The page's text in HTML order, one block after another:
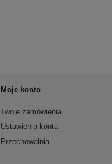
Moje konto
Twoje zamówienia
Ustawienia konta
Przechowalnia